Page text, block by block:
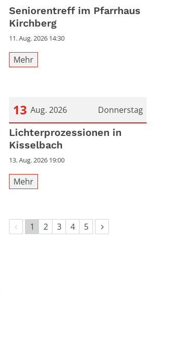
Seniorentreff im Pfarrhaus
Kirchberg
11. Aug. 2026 14:30
Mehr
Donnerstag
13 Aug. 2026
Datum: 13. August 2026
Lichterprozessionen in
Kisselbach
13. Aug. 2026 19:00
Mehr
Vorherige Seite
1 2 3 4 5 Nächste Seite